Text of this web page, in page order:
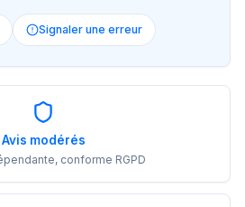
Signaler une erreur
Avis modérés
conforme RGPD